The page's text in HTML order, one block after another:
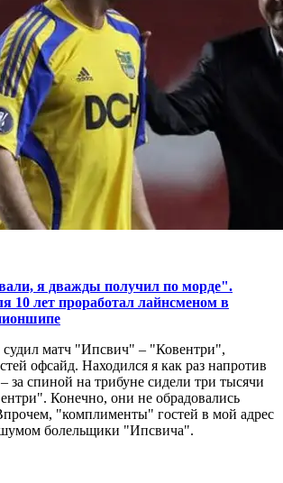
я дважды получил по морде".
10 лет проработал лайнсменом в
матч "Ипсвич" – "Ковентри",
офсайд. Находился я как раз напротив
– за спиной на трибуне сидели три тысячи
Конечно, они не обрадовались
"комплименты" гостей в мой адрес
болельщики "Ипсвича".